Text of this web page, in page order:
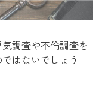
調査や不倫調査を
はないでしょう